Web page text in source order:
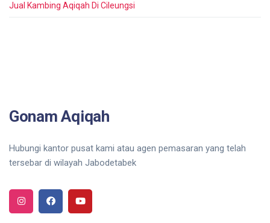
Jual Kambing Aqiqah Di Cileungsi
Gonam Aqiqah
Hubungi kantor pusat kami atau agen pemasaran yang telah
tersebar di wilayah Jabodetabek